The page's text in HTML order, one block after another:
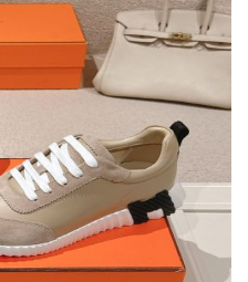
コピー バッグ最新モデルが登場。